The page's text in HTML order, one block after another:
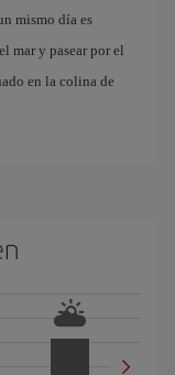
mismo día es
mar y pasear por el
en la colina de